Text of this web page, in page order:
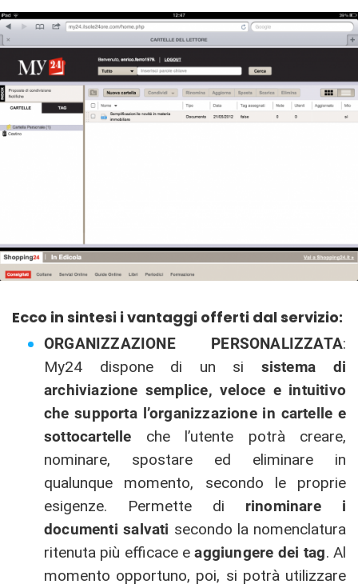
Ecco in sintesi i vantaggi offerti dal servizio:
ORGANIZZAZIONE PERSONALIZZATA:
My24 dispone di un si sistema di
archiviazione semplice, veloce e intuitivo
che supporta l’organizzazione in cartelle e
sottocartelle che l’utente potrà creare,
nominare, spostare ed eliminare in
qualunque momento, secondo le proprie
esigenze. Permette di rinominare i
documenti salvati secondo la nomenclatura
ritenuta più efficace eaggiungere dei tag. Al
momento opportuno, poi, si potrà utilizzare